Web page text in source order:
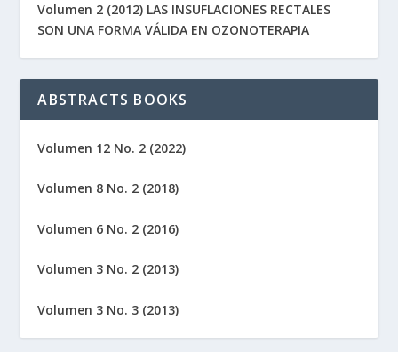
Volumen 2 (2012) LAS INSUFLACIONES RECTALES
SON UNA FORMA VÁLIDA EN OZONOTERAPIA
ABSTRACTS BOOKS
Volumen 12 No. 2 (2022)
Volumen 8 No. 2 (2018)
Volumen 6 No. 2 (2016)
Volumen 3 No. 2 (2013)
Volumen 3 No. 3 (2013)